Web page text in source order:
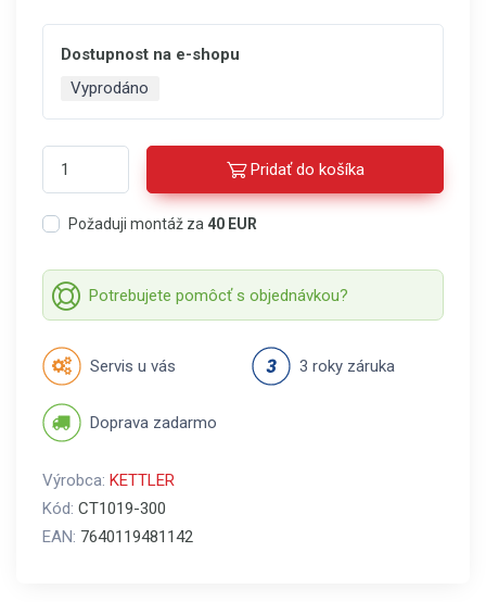
Dostupnost na e-shopu
Vyprodáno
Pridať do košíka
Požaduji montáž za 40 EUR
Potrebujete pomôcť s objednávkou?
Servis u vás 3 roky záruka
Doprava zadarmo
Výrobca: KETTLER
Kód: CT1019-300
EAN: 7640119481142